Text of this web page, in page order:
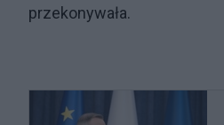
przekonywała.